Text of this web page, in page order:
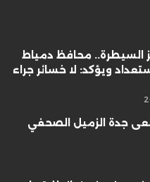
السيطرة.. محافظ دمياط
ويؤكد: لا خسائر جراء
جدة الزميل الصحفي